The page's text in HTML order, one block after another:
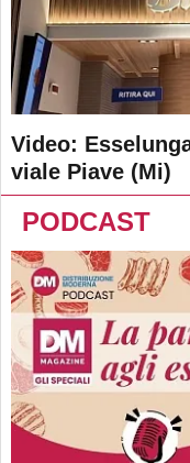
Video:
viale Piave (Mi)
PODCAST